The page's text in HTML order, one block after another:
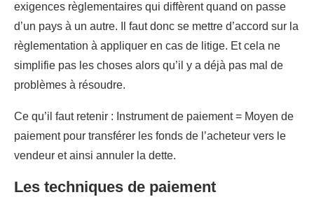
exigences règlementaires qui diffèrent quand on passe
d’un pays à un autre. Il faut donc se mettre d’accord sur la
règlementation à appliquer en cas de litige. Et cela ne
simplifie pas les choses alors qu’il y a déjà pas mal de
problèmes à résoudre.
Ce qu’il faut retenir : Instrument de paiement = Moyen de
paiement pour transférer les fonds de l’acheteur vers le
vendeur et ainsi annuler la dette.
Les techniques de paiement